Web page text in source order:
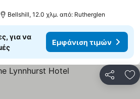
Bellshill, 12.0 χλμ. από: Rutherglen
για να
Εμφάνιση τιμών